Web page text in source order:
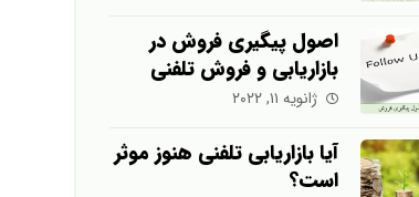
اصول پیگیری فروش در
بازاریابی و فروش تلفنی
ژانویه ۱۱, ۲۰۲۲
آیا بازاریابی تلفنی هنوز موثر
است؟